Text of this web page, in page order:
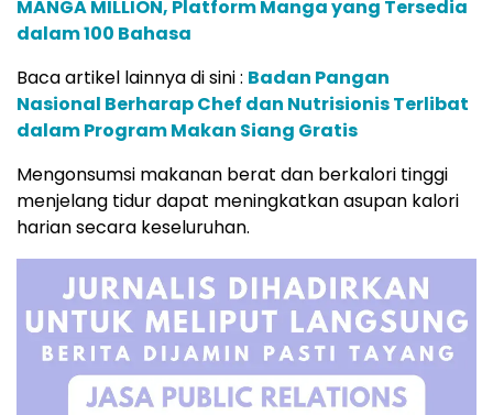
MANGA MILLION, Platform Manga yang Tersedia
dalam 100 Bahasa
Baca artikel lainnya di sini : Badan Pangan
Nasional Berharap Chef dan Nutrisionis Terlibat
dalam Program Makan Siang Gratis
Mengonsumsi makanan berat dan berkalori tinggi
menjelang tidur dapat meningkatkan asupan kalori
harian secara keseluruhan.